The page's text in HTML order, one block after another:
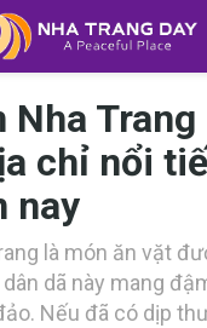
Nha Trang
chỉ nổi
nay
là món ăn vặt
d‎‎ã n‎‎ày m‎‎ang
N‎‎ếu đ‎‎ã c‎‎ó d‎‎ịp